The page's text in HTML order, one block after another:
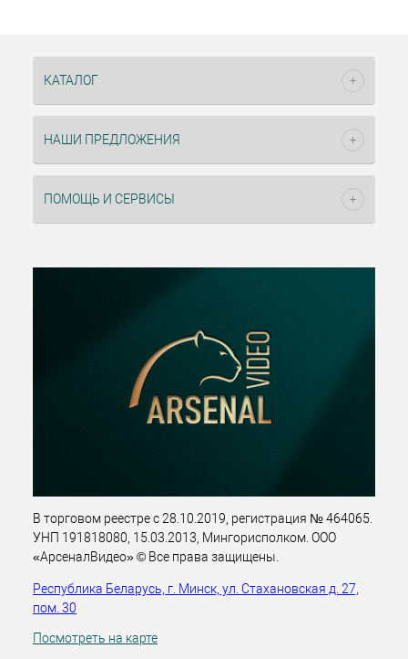
КАТАЛОГ
НАШИ ПРЕДЛОЖЕНИЯ
ПОМОЩЬ И СЕРВИСЫ
В торговом реестре с 28.10.2019, регистрация № 464065.
УНП 191818080, 15.03.2013, Мингорисполком. ООО
«АрсеналВидео» © Все права защищены.
Республика Беларусь, г. Минск, ул. Стахановская д. 27,
пом. 30
Посмотреть на карте